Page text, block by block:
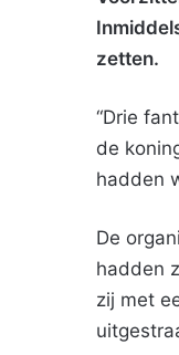
zetten.
“Drie
de
hadden
De
hadden
zij met